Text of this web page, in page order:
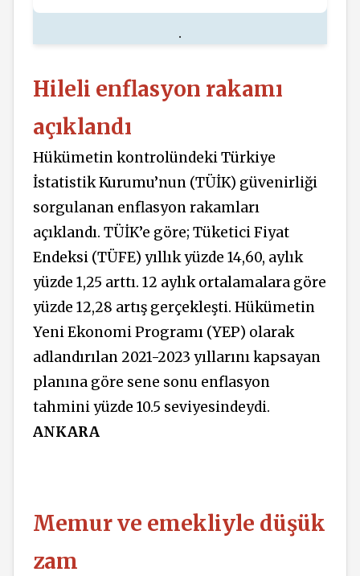
.
Hileli enflasyon rakamı
açıklandı
Hükümetin kontrolündeki Türkiye
İstatistik Kurumu’nun (TÜİK) güvenirliği
sorgulanan enflasyon rakamları
açıklandı. TÜİK’e göre; Tüketici Fiyat
Endeksi (TÜFE) yıllık yüzde 14,60, aylık
yüzde 1,25 arttı. 12 aylık ortalamalara göre
yüzde 12,28 artış gerçekleşti. Hükümetin
Yeni Ekonomi Programı (YEP) olarak
adlandırılan 2021-2023 yıllarını kapsayan
planına göre sene sonu enflasyon
tahmini yüzde 10.5 seviyesindeydi.
ANKARA
Memur ve emekliyle düşük
zam